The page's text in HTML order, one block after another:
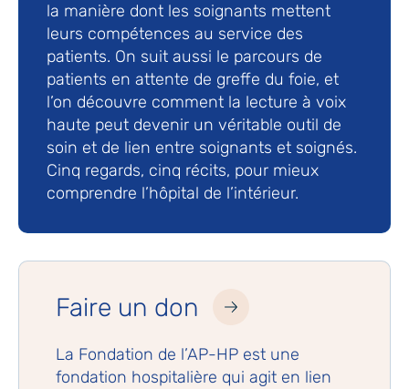
la manière dont les soignants mettent
leurs compétences au service des
patients. On suit aussi le parcours de
patients en attente de greffe du foie, et
l’on découvre comment la lecture à voix
haute peut devenir un véritable outil de
soin et de lien entre soignants et soignés.
Cinq regards, cinq récits, pour mieux
comprendre l’hôpital de l’intérieur.
Faire un don
La Fondation de l’AP-HP est une
fondation hospitalière qui agit en lien